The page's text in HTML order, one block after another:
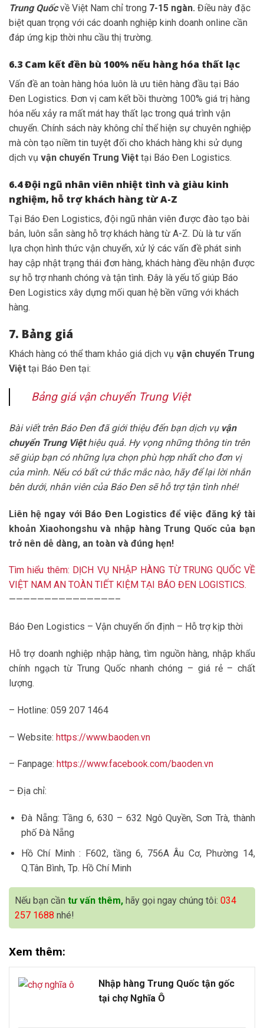
Trung Quốcvề Việt Nam chỉ trong 7-15 ngàn. Điều này đặc
biệt quan trọng với các doanh nghiệp kinh doanh online cần
đáp ứng kịp thời nhu cầu thị trường.
6.3 Cam kết đền bù 100% nếu hàng hóa thất lạc
Vấn đề an toàn hàng hóa luôn là ưu tiên hàng đầu tại Báo
Đen Logistics. Đơn vị cam kết bồi thường 100% giá trị hàng
hóa nếu xảy ra mất mát hay thất lạc trong quá trình vận
chuyển. Chính sách này không chỉ thể hiện sự chuyên nghiệp
mà còn tạo niềm tin tuyệt đối cho khách hàng khi sử dụng
dịch vụ vận chuyển Trung Việt tại Báo Đen Logistics.
6.4 Đội ngũ nhân viên nhiệt tình và giàu kinh
nghiệm, hỗ trợ khách hàng từ A-Z
Tại Báo Đen Logistics, đội ngũ nhân viên được đào tạo bài
bản, luôn sẵn sàng hỗ trợ khách hàng từ A-Z. Dù là tư vấn
lựa chọn hình thức vận chuyển, xử lý các vấn đề phát sinh
hay cập nhật trạng thái đơn hàng, khách hàng đều nhận được
sự hỗ trợ nhanh chóng và tận tình. Đây là yếu tố giúp Báo
Đen Logistics xây dựng mối quan hệ bền vững với khách
hàng.
7. Bảng giá
Khách hàng có thể tham khảo giá dịch vụ vận chuyển Trung
Việt tại Báo Đen tại:
Bảng giá vận chuyển Trung Việt
Bài viết trên Báo Đen đã giới thiệu đến bạn dịch vụvận
chuyển Trung Việthiệu quả. Hy vọng những thông tin trên
sẽ giúp bạn có những lựa chọn phù hợp nhất cho đơn vị
của mình. Nếu có bất cứ thắc mắc nào, hãy để lại lời nhắn
bên dưới, nhân viên của Báo Đen sẽ hỗ trợ tận tình nhé!
Liên hệ ngay với Báo Đen Logistics để việc đăng ký tài
khoản Xiaohongshu và nhập hàng Trung Quốc của bạn
trở nên dễ dàng, an toàn và đúng hẹn!
Tìm hiểu thêm: DỊCH VỤ NHẬP HÀNG TỪ TRUNG QUỐC VỀ
VIỆT NAM AN TOÀN TIẾT KIỆM TẠI BÁO ĐEN LOGISTICS.
———————————————–
Báo Đen Logistics – Vận chuyển ổn định – Hỗ trợ kịp thời
Hỗ trợ doanh nghiệp nhập hàng, tìm nguồn hàng, nhập khẩu
chính ngạch từ Trung Quốc nhanh chóng – giá rẻ – chất
lượng.
– Hotline: 059 207 1464
– Website: https://www.baoden.vn
– Fanpage: https://www.facebook.com/baoden.vn
– Địa chỉ:
Đà Nẵng: Tầng 6, 630 – 632 Ngô Quyền, Sơn Trà, thành
phố Đà Nẵng
Hồ Chí Minh : F602, tầng 6, 756A Âu Cơ, Phường 14,
Q.Tân Bình, Tp. Hồ Chí Minh
Nếu bạn cần tư vấn thêm, hãy gọi ngay chúng tôi: 034
257 1688 nhé!
Xem thêm:
Nhập hàng Trung Quốc tận gốc
tại chợ Nghĩa Ô